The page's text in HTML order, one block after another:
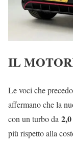
IL
Le voci che
affermano che la
con un turbo da
più rispetto alla